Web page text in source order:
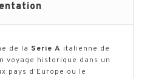
de la Serie A italienne de
voyage historique dans un
pays d’Europe ou le